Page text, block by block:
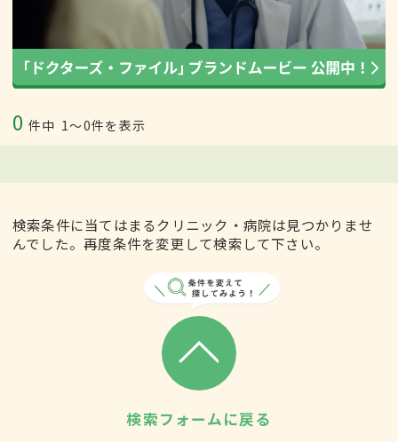
0 件中 1〜0件を表示
検索条件に当てはまるクリニック・病院は見つかりませ
んでした。再度条件を変更して検索して下さい。
検索フォームに戻る